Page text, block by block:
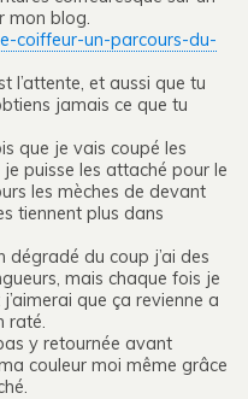
mon blog.
coiffeur-un-parcours-du-
l’attente, et aussi que tu
jamais ce que tu
que je vais coupé les
puisse les attaché pour le
les mèches de devant
tiennent plus dans
dégradé du coup j’ai des
mais chaque fois je
que ça revienne a
raté.
y retournée avant
couleur moi même grâce